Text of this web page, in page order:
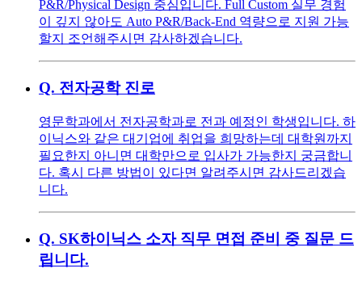
P&R/Physical Design 중심입니다. Full Custom 실무 경험
이 깊지 않아도 Auto P&R/Back-End 역량으로 지원 가능
할지 조언해주시면 감사하겠습니다.
Q. 전자공학 진로
영문학과에서 전자공학과로 전과 예정인 학생입니다. 하
이닉스와 같은 대기업에 취업을 희망하는데 대학원까지
필요한지 아니면 대학만으로 입사가 가능한지 궁금합니
다. 혹시 다른 방법이 있다면 알려주시면 감사드리겠습
니다.
Q. SK하이닉스 소자 직무 면접 준비 중 질문 드
립니다.